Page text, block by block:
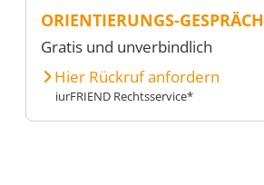
ORIENTIERUNGS-GESPRÄCH
Gratis und unverbindlich
Hier Rückruf anfordern
iurFRIEND Rechtsservice*